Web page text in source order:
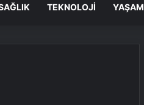
TEKNOLOJI YAŞAM